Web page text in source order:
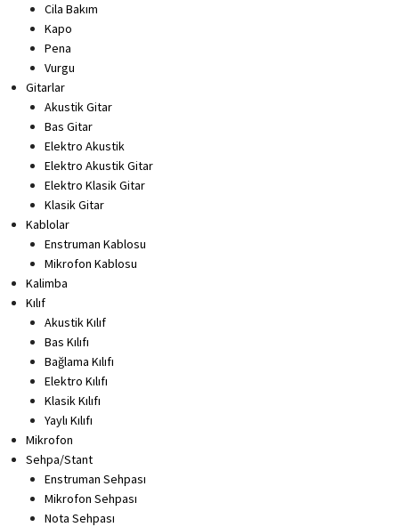
Cila Bakım
Kapo
Pena
Vurgu
Gitarlar
Akustik Gitar
Bas Gitar
Elektro Akustik
Elektro Akustik Gitar
Elektro Klasik Gitar
Klasik Gitar
Kablolar
Enstruman Kablosu
Mikrofon Kablosu
Kalimba
Kılıf
Akustik Kılıf
Bas Kılıfı
Bağlama Kılıfı
Elektro Kılıfı
Klasik Kılıfı
Yaylı Kılıfı
Mikrofon
Sehpa/Stant
Enstruman Sehpası
Mikrofon Sehpası
Nota Sehpası